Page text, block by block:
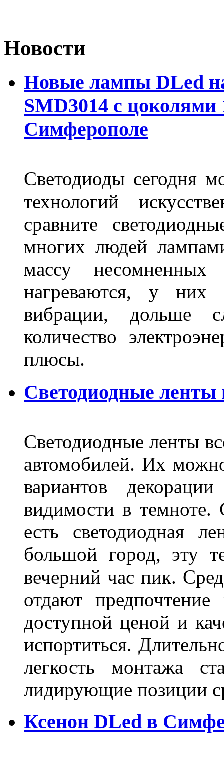
Новости
Новые лампы DLed
SMD3014 с цоколями
Симферополе
Светодиоды сегодня
технологий
сравните
многих людей
массу
нагреваются, у них
вибрации, дольше
количество
плюсы.
Светодиодные
Светодиодные ленты
автомобилей. Их
вариантов
видимости в темноте.
есть светодиодная
большой город, эту
вечерний час пик.
отдают
доступной ценой и
испортиться.
легкость монтажа
лидирующие
Ксенон DLed в